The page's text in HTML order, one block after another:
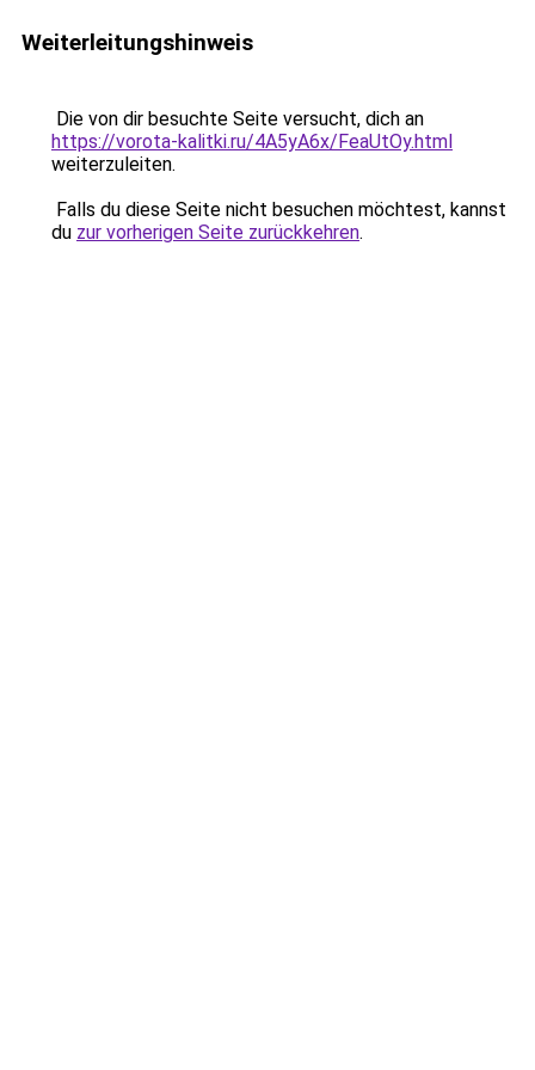
Weiterleitungshinweis
Die von dir besuchte Seite versucht, dich an
https://vorota-kalitki.ru/4A5yA6x/FeaUtOy.html
weiterzuleiten.
Falls du diese Seite nicht besuchen möchtest, kannst
du zur vorherigen Seite zurückkehren.